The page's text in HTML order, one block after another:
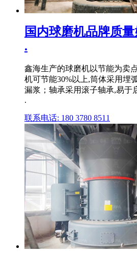
国内球磨机品牌质
.
鑫海生产的球磨机以节能为卖
机可节能30%以上,筒体采用埋
漏浆；轴承采用滚子轴承,易于
.
联系电话: 180 3780 8511